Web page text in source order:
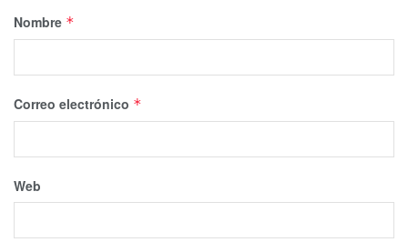
Nombre *
Correo electrónico *
Web